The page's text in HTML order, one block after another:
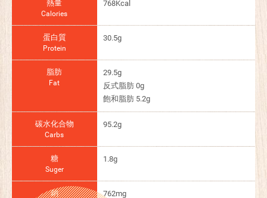
熱量
Calories
768Kcal
蛋白質
Protein
30.5g
脂肪
Fat
29.5g
反式脂肪 0g
飽和脂肪 5.2g
碳水化合物
Carbs
95.2g
糖
Suger
1.8g
鈉 762mg